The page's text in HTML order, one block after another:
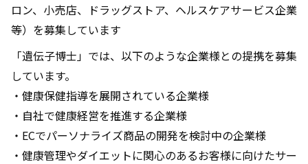
ロン、小売店、ドラッグストア、ヘルスケアサービス企業
等）を募集しています
「遺伝子博士」では、以下のような企業様との提携を募集
しています。
・健康保健指導を展開されている企業様
・自社で健康経営を推進する企業様
・ECでパーソナライズ商品の開発を検討中の企業様
・健康管理やダイエットに関心のあるお客様に向けたサー